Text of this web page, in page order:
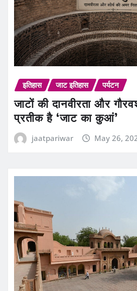
इतिहास जाट इतिहास पर्यटन
जाटों की दानवीरता और
प्रतीक है ‘जाट का कुआं’
jaatpariwar May 26,